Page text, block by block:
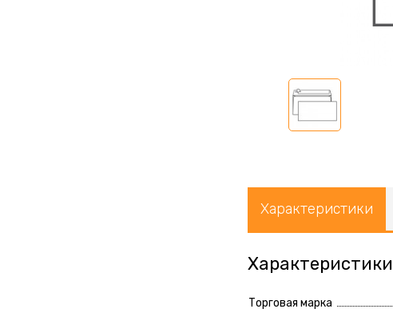
Характеристики
Характеристики
Торговая марка